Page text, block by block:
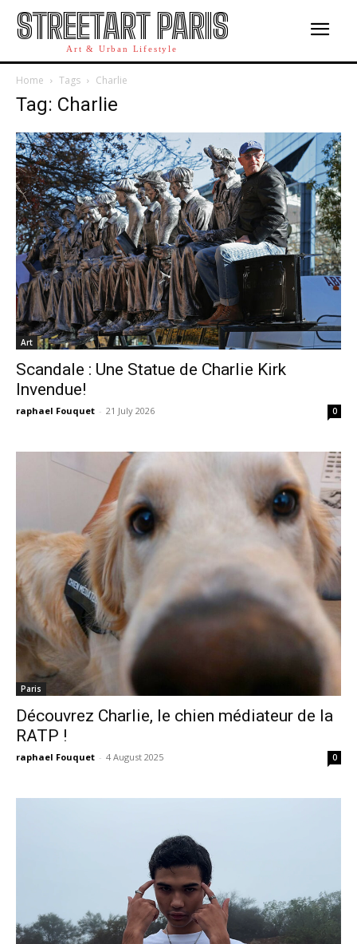
STREETART PARIS
Art & Urban Lifestyle
Home Tags Charlie
Tag: Charlie
Art
Scandale : Une Statue de Charlie Kirk
Invendue!
raphael Fouquet - 21 July 2026 0
Paris
Découvrez Charlie, le chien médiateur de la
RATP !
raphael Fouquet - 4 August 2025 0